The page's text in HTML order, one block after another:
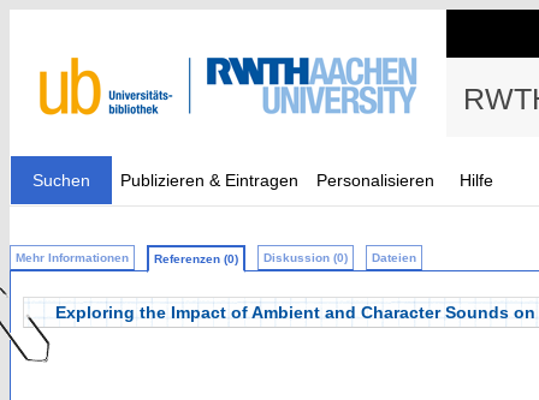
Suchen Publizieren & Eintragen Personalisieren Hilfe
Mehr Informationen Referenzen (0) Diskussion (0) Dateien
Exploring the Impact of Ambient and Character Sounds